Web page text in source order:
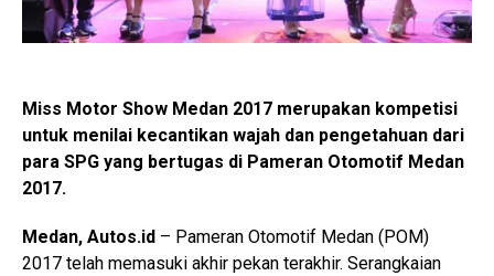
Miss Motor Show Medan 2017 merupakan kompetisi
untuk menilai kecantikan wajah dan pengetahuan dari
para SPG yang bertugas di Pameran Otomotif Medan
2017.
Medan, Autos.id – Pameran Otomotif Medan (POM)
2017 telah memasuki akhir pekan terakhir. Serangkaian